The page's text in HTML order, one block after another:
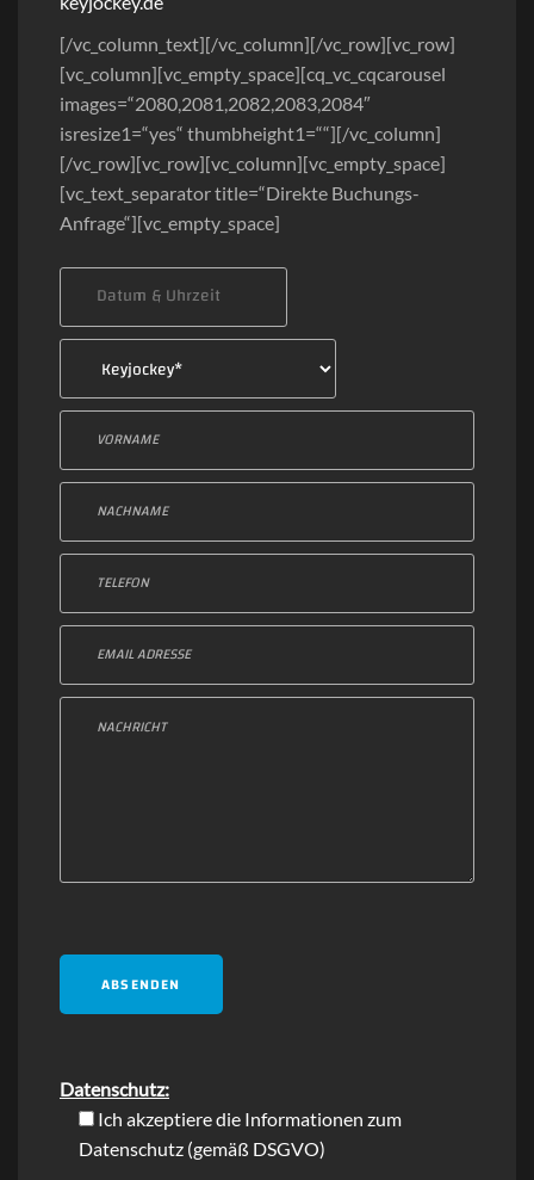
[/vc_column_text][/vc_column][/vc_row][vc_row]
[vc_column][vc_empty_space][cq_vc_cqcarousel
images=“2080,2081,2082,2083,2084″
isresize1=“yes“ thumbheight1=““][/vc_column]
[/vc_row][vc_row][vc_column][vc_empty_space]
[vc_text_separator title=“Direkte Buchungs-
Anfrage“][vc_empty_space]
Datenschutz:
Ich akzeptiere die Informationen zum
Datenschutz (gemäß DSGVO)